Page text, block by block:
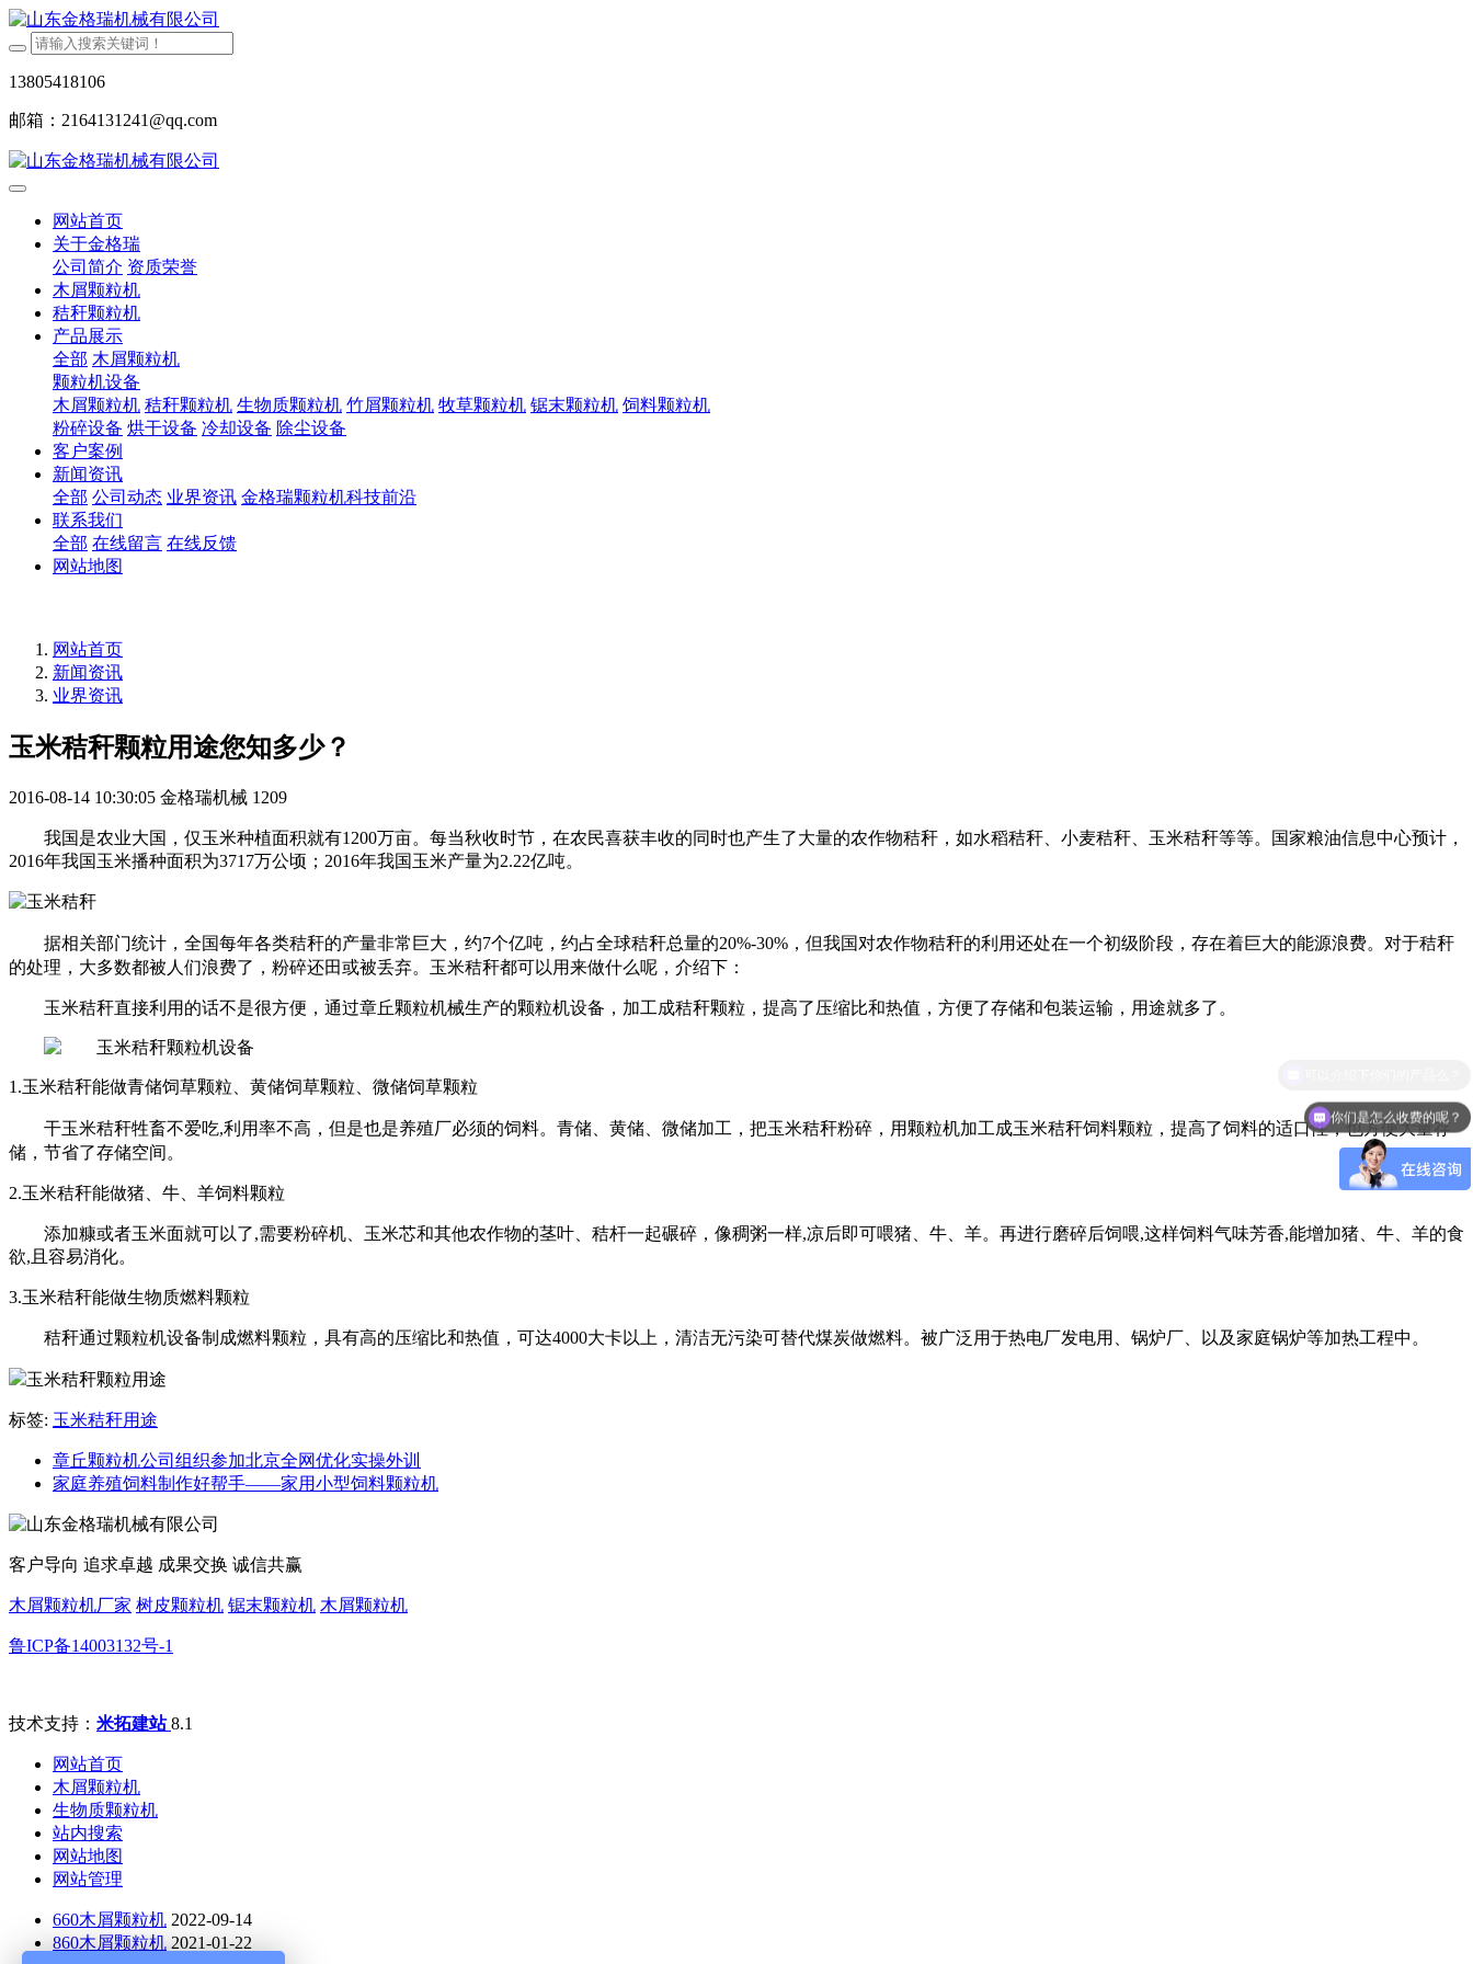
13805418106
邮箱：2164131241@qq.com
网站首页
关于金格瑞
公司简介 资质荣誉
木屑颗粒机
秸秆颗粒机
产品展示
全部 木屑颗粒机
颗粒机设备
木屑颗粒机 秸秆颗粒机 生物质颗粒机 竹屑颗粒机 牧草颗粒机 锯末颗粒机 饲料颗粒机
粉碎设备 烘干设备 冷却设备 除尘设备
客户案例
新闻资讯
全部 公司动态 业界资讯 金格瑞颗粒机科技前沿
联系我们
全部 在线留言 在线反馈
网站地图
网站首页
新闻资讯
业界资讯
玉米秸秆颗粒用途您知多少？
2016-08-14 10:30:05 金格瑞机械 1209
我国是农业大国，仅玉米种植面积就有1200万亩。每当秋收时节，在农民喜获丰收的同时也产生了大量的农作物秸秆，如水稻秸秆、小麦秸秆、玉米秸秆等等。国家粮油信息中心预计，
2016年我国玉米播种面积为3717万公顷；2016年我国玉米产量为2.22亿吨。
据相关部门统计，全国每年各类秸秆的产量非常巨大，约7个亿吨，约占全球秸秆总量的20%-30%，但我国对农作物秸秆的利用还处在一个初级阶段，存在着巨大的能源浪费。对于秸秆
的处理，大多数都被人们浪费了，粉碎还田或被丢弃。玉米秸秆都可以用来做什么呢，介绍下：
玉米秸秆直接利用的话不是很方便，通过章丘颗粒机械生产的颗粒机设备，加工成秸秆颗粒，提高了压缩比和热值，方便了存储和包装运输，用途就多了。
1.玉米秸秆能做青储饲草颗粒、黄储饲草颗粒、微储饲草颗粒
干玉米秸秆牲畜不爱吃,利用率不高，但是也是养殖厂必须的饲料。 青储、黄储、微储加工，把玉米秸秆粉碎，用颗粒机加工成玉米秸秆饲料颗粒，提高了饲料的适口性，也方便大量存
储，节省了存储空间。
2.玉米秸秆能做猪、牛、羊饲料颗粒
添加糠或者玉米面就可以了,需要粉碎机、玉米芯和其他农作物的茎叶、秸杆一起碾碎，像稠粥一样,凉后即可喂猪、牛、羊。再进行磨碎后饲喂,这样饲料气味芳香,能增加猪、牛、羊的食
欲,且容易消化。
3.玉米秸秆能做生物质燃料颗粒
秸秆通过颗粒机设备制成燃料颗粒，具有高的压缩比和热值，可达4000大卡以上，清洁无污染可替代煤炭做燃料。被广泛用于热电厂发电用、锅炉厂、以及家庭锅炉等加热工程中。
标签: 玉米秸秆用途
章丘颗粒机公司组织参加北京全网优化实操外训
家庭养殖饲料制作好帮手——家用小型饲料颗粒机
客户导向 追求卓越 成果交换 诚信共赢
木屑颗粒机厂家 树皮颗粒机 锯末颗粒机 木屑颗粒机
鲁ICP备14003132号-1
技术支持： 米拓建站8.1
网站首页
木屑颗粒机
生物质颗粒机
站内搜索
网站地图
网站管理
660木屑颗粒机 2022-09-14
860木屑颗粒机 2021-01-22
你们是怎么收费的呢？